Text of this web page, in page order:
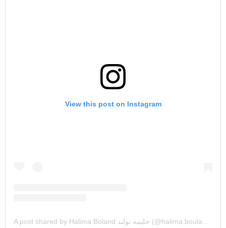
View this post on Instagram
A post shared by Halima Boland حليمه بولند (@halima.bouland)